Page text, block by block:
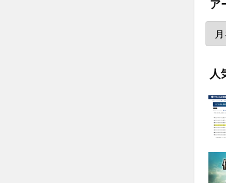
ア
人